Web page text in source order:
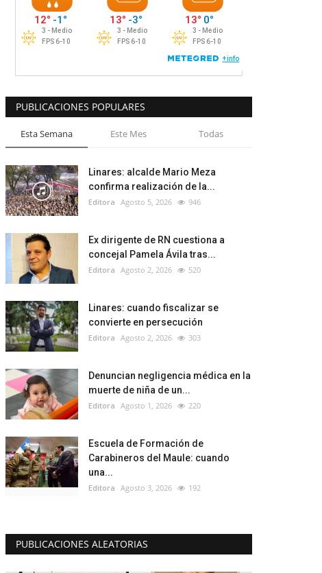
PUBLICACIONES POPULARES
Esta Semana Este Mes Todas
Linares: alcalde Mario Meza
confirma realización de la...
Editora Agosto 5, 2026 946
Ex dirigente de RN cuestiona a
concejal Pamela Ávila tras...
Editora Agosto 2, 2026 520
Linares: cuando fiscalizar se
convierte en persecución
Editora Agosto 2, 2026 303
Denuncian negligencia médica en la
muerte de niña de un...
Editora Agosto 1, 2026 220
Escuela de Formación de
Carabineros del Maule: cuando
una...
Editora Agosto 3, 2026 192
PUBLICACIONES ALEATORIAS